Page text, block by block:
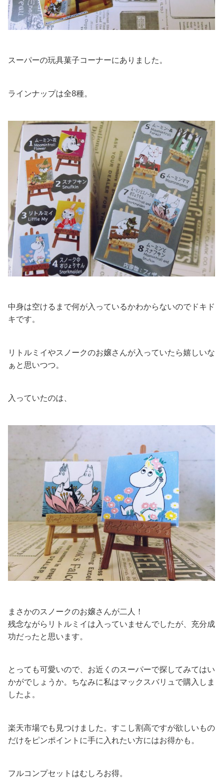
スーパーの玩具菓子コーナーにありました。
ラインナップは全8種。
中身は空けるまで何が入っているかわからないのでドキド
キです。
リトルミイやスノークのお嬢さんが入っていたら嬉しいな
ぁと思いつつ。
入っていたのは、
まさかのスノークのお嬢さんが二人！
残念ながらリトルミイは入っていませんでしたが、充分成
功だったと思います。
とっても可愛いので、お近くのスーパーで探してみてはい
かがでしょうか。ちなみに私はマックスバリュで購入しま
したよ。
楽天市場でも見つけました。すこし割高ですが欲しいもの
だけをピンポイントに手に入れたい方にはお得かも。
フルコンプセットはむしろお得。